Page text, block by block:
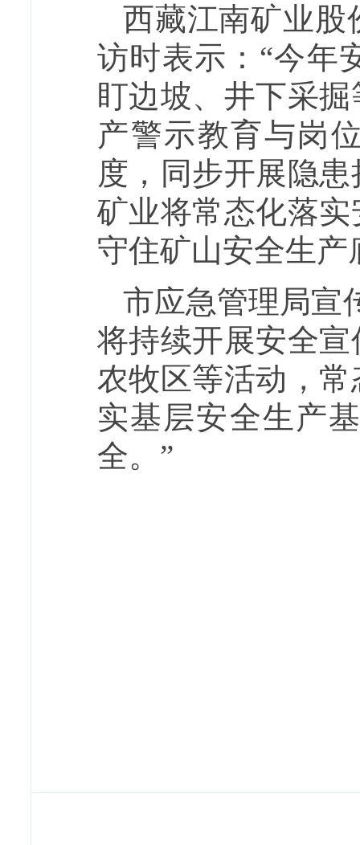
西藏江南矿业股
访时表示：“今年
盯边坡、井下采
产警示教育与岗
度，同步开展隐
矿业将常态化落
守住矿山安全生产
市应急管理局宣
将持续开展安全
农牧区等活动，
实基层安全生产
全。”